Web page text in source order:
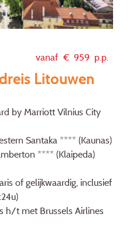
vanaf € 959 p.p.
Litouwen
by Marriott Vilnius City
Santaka **** (Kaunas)
**** (Klaipeda)
of gelijkwaardig, inclusief
h/t met Brussels Airlines